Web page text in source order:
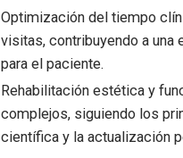
Optimización del tiempo
visitas, contribuyendo a
para el paciente.
Rehabilitación estética y
complejos, siguiendo los
científica y la actualización